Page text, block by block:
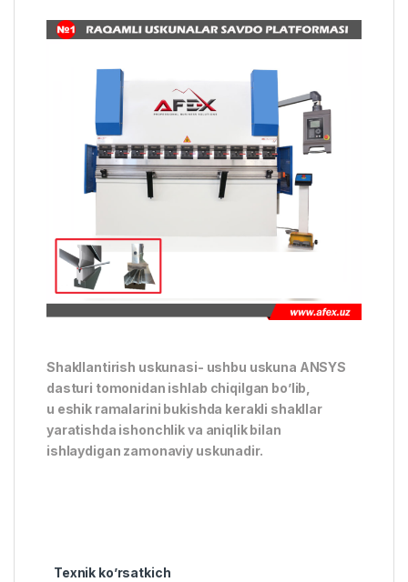
Shakllantirish uskunasi- ushbu uskuna ANSYS
dasturi tomonidan ishlab chiqilgan bo’lib,
u eshik ramalarini bukishda kerakli shakllar
yaratishda ishonchlik va aniqlik bilan
ishlaydigan zamonaviy uskunadir.
Texnik ko’rsatkich